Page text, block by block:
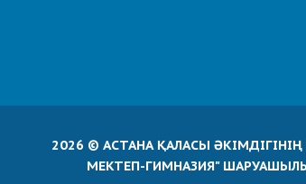
2026 © АСТАНА ҚАЛАСЫ
МЕКТЕП-ГИМНАЗИЯ"